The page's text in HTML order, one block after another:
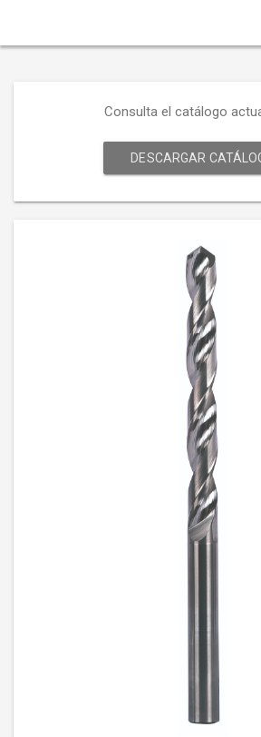
Consulta el catálogo
DESCARGAR